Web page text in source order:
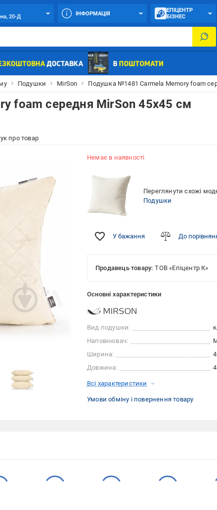
20-Д
ІНФОРМАЦІЯ
ЕПІЦЕНТР
БІЗНЕС
Подушки MirSon Подушка №1481 Carmela Memory foam
foam середня MirSon 45x45 см
про товар
Немає в наявності
Переглянути схожі
Подушки
У бажання До
Продавець товару: ТОВ «Епіцентр К»
Основні характеристики
Вид подушки:
Наповнювач:
Ширина:
Довжина:
Всі характеристики
Умови обміну і повернення товару